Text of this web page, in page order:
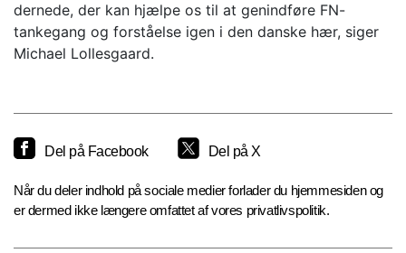
dernede, der kan hjælpe os til at genindføre FN-
tankegang og forståelse igen i den danske hær, siger
Michael Lollesgaard.
Del på Facebook Del på X
Når du deler indhold på sociale medier forlader du hjemmesiden og
er dermed ikke længere omfattet af vores privatlivspolitik.